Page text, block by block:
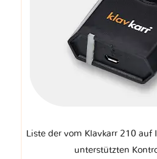
Liste der vom Klavkarr 210 auf
unterstützten